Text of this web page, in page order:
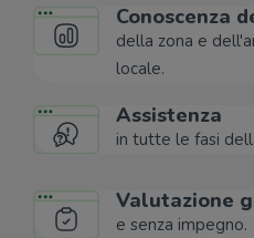
Conoscenza
della zona e
locale.
Assistenza
in tutte le fasi
Valutazione
e senza impegno.